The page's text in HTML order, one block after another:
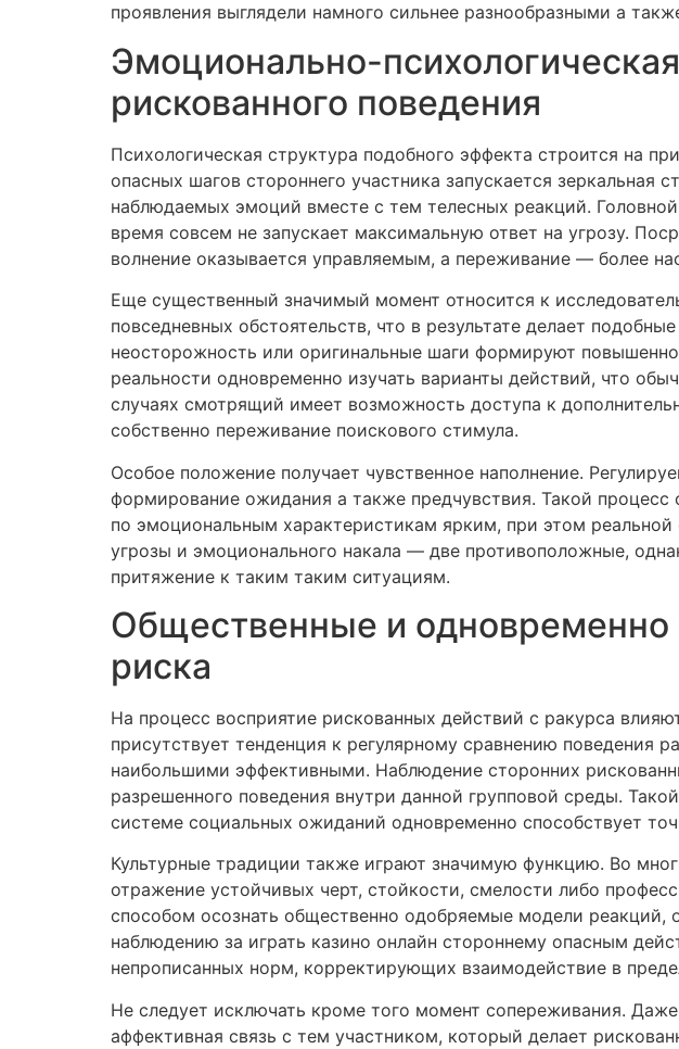
проявления выглядели намного сильнее разнообразными а
Эмоционально-
рискованного поведения
Психологическая структура подобного эффекта строится на
опасных шагов стороннего участника запускается зеркальная
наблюдаемых эмоций вместе с тем телесных реакций.
время совсем не запускает максимальную ответ на угрозу.
волнение оказывается управляемым, а переживание — более
Еще существенный значимый момент относится к
повседневных обстоятельств, что в результате делает
неосторожность или оригинальные шаги формируют
реальности одновременно изучать варианты действий, что
случаях смотрящий имеет возможность доступа к
собственно переживание поискового стимула.
Особое положение получает чувственное наполнение.
формирование ожидания а также предчувствия. Такой
по эмоциональным характеристикам ярким, при этом
угрозы и эмоционального накала — две противоположные,
притяжение к таким таким ситуациям.
Общественные и
риска
На процесс восприятие рискованных действий с ракурса
присутствует тенденция к регулярному сравнению поведения
наибольшими эффективными. Наблюдение сторонних
разрешенного поведения внутри данной групповой среды.
системе социальных ожиданий одновременно способствует
Культурные традиции также играют значимую функцию. Во
отражение устойчивых черт, стойкости, смелости либо
способом осознать общественно одобряемые модели реакций,
наблюдению за играть казино онлайн стороннему опасным
непрописанных норм, корректирующих взаимодействие в
Не следует исключать кроме того момент сопереживания.
аффективная связь с тем участником, который делает